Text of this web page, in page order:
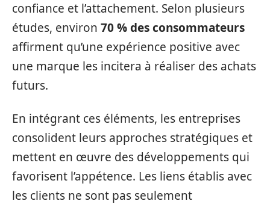
confiance et l’attachement. Selon plusieurs
études, environ 70 % des consommateurs
affirment qu’une expérience positive avec
une marque les incitera à réaliser des achats
futurs.
En intégrant ces éléments, les entreprises
consolident leurs approches stratégiques et
mettent en œuvre des développements qui
favorisent l’appétence. Les liens établis avec
les clients ne sont pas seulement